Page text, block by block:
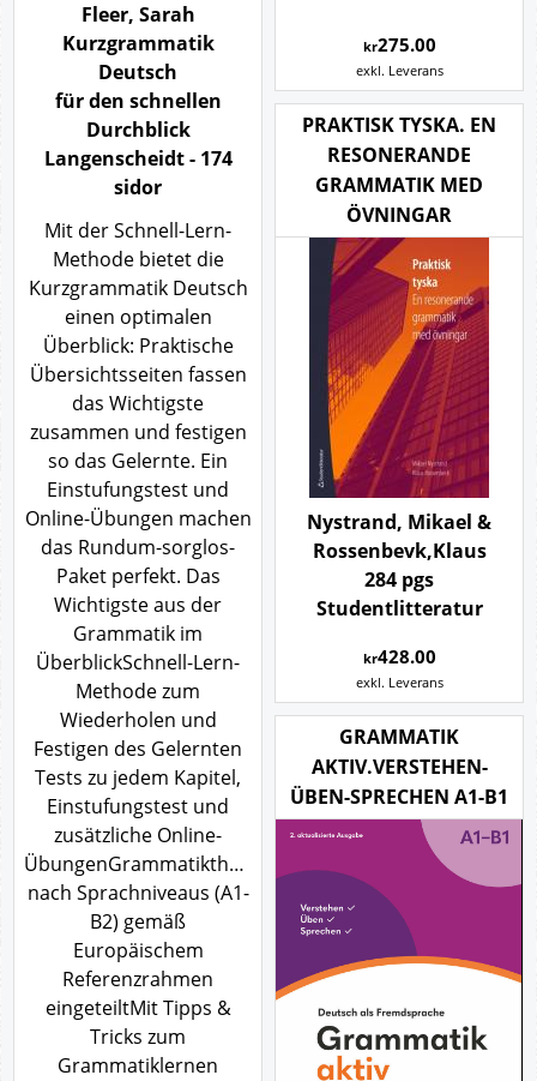
Fleer, Sarah
Kurzgrammatik
Deutsch
für den schnellen
Durchblick
Langenscheidt - 174
sidor
Mit der Schnell-Lern-
Methode bietet die
Kurzgrammatik Deutsch
einen optimalen
Überblick: Praktische
Übersichtsseiten fassen
das Wichtigste
zusammen und festigen
so das Gelernte. Ein
Einstufungstest und
Online-Übungen machen
das Rundum-sorglos-
Paket perfekt. Das
Wichtigste aus der
Grammatik im
ÜberblickSchnell-Lern-
Methode zum
Wiederholen und
Festigen des Gelernten
Tests zu jedem Kapitel,
Einstufungstest und
zusätzliche Online-
ÜbungenGrammatikthemen
nach Sprachniveaus (A1-
B2) gemäß
Europäischem
Referenzrahmen
eingeteiltMit Tipps &
Tricks zum
Grammatiklernen
kr275.00
exkl. Leverans
PRAKTISK TYSKA. EN
RESONERANDE
GRAMMATIK MED
ÖVNINGAR
Nystrand, Mikael &
Rossenbevk,Klaus
284 pgs
Studentlitteratur
kr428.00
exkl. Leverans
GRAMMATIK
AKTIV.VERSTEHEN-
ÜBEN-SPRECHEN A1-B1